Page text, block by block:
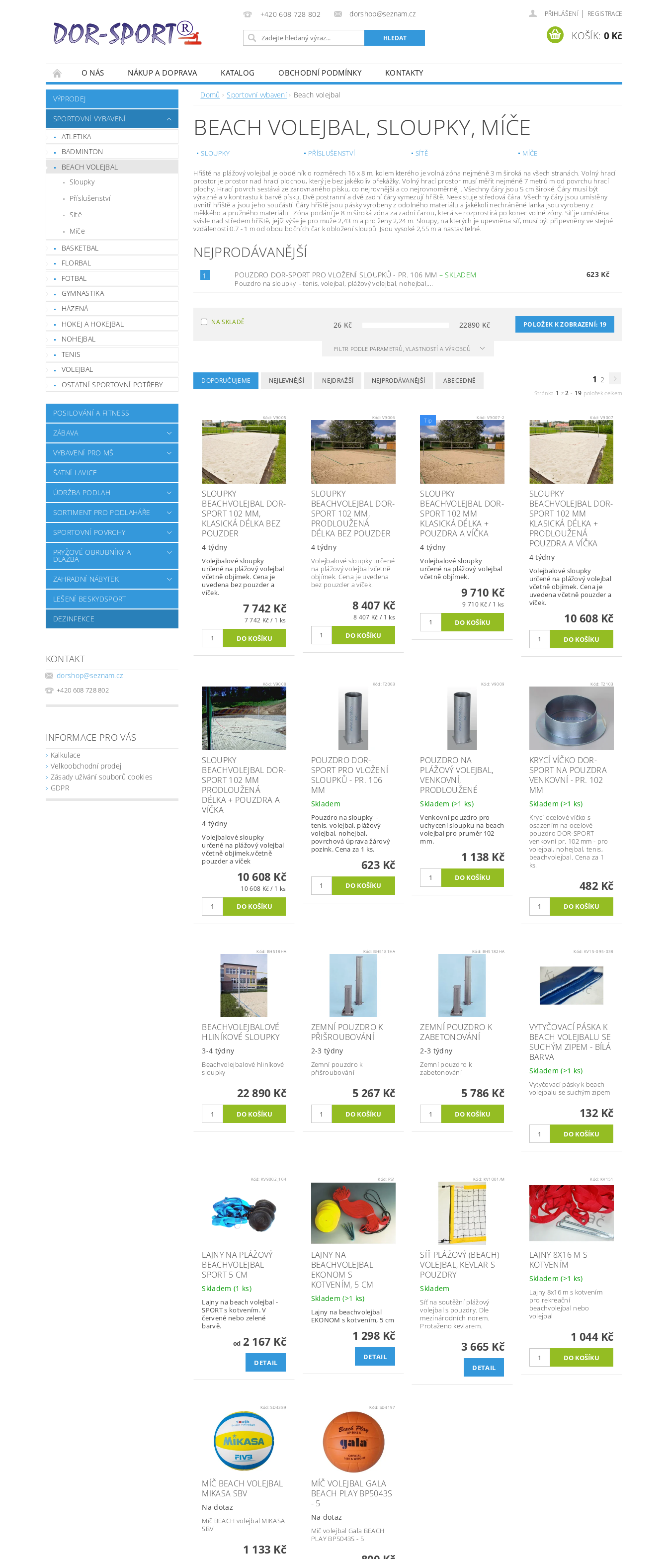
+420 608 728 802 dorshop@seznam.cz PŘIHLÁŠENÍ | REGISTRACE
KOŠÍK: 0 Kč
O NÁS NÁKUP A DOPRAVA KATALOG OBCHODNÍ PODMÍNKY KONTAKTY
VÝPRODEJ
SPORTOVNÍ VYBAVENÍ
ATLETIKA
BADMINTON
BEACH VOLEJBAL
Sloupky
Příslušenství
Sítě
Míče
BASKETBAL
FLORBAL
FOTBAL
GYMNASTIKA
HÁZENÁ
HOKEJ A HOKEJBAL
NOHEJBAL
TENIS
VOLEJBAL
OSTATNÍ SPORTOVNÍ POTŘEBY
POSILOVÁNÍ A FITNESS
ZÁBAVA
VYBAVENÍ PRO MŠ
ŠATNÍ LAVICE
ÚDRŽBA PODLAH
SORTIMENT PRO PODLAHÁŘE
SPORTOVNÍ POVRCHY
PRYŽOVÉ OBRUBNÍKY A
DLAŽBA
ZAHRADNÍ NÁBYTEK
LEŠENÍ BESKYDSPORT
DEZINFEKCE
KONTAKT
dorshop@seznam.cz
+420 608 728 802
INFORMACE PRO VÁS
Kalkulace
Velkoobchodní prodej
Zásady užívání souborů cookies
GDPR
Domů Sportovní vybavení Beach volejbal
BEACH VOLEJBAL, SLOUPKY, MÍČE
SLOUPKY PŘÍSLUŠENSTVÍ SÍTĚ MÍČE
Hřiště na plážový volejbal je obdélník o rozměrech 16 x 8 m, kolem kterého je volná zóna nejméně 3 m široká na všech stranách. Volný hrací
prostor je prostor nad hrací plochou, který je bez jakékoliv překážky. Volný hrací prostor musí měřit nejméně 7 metrů m od povrchu hrací
plochy. Hrací povrch sestává ze zarovnaného písku, co nejrovnější a co nejrovnoměrněji. Všechny čáry jsou 5 cm široké. Čáry musí být
výrazné a v kontrastu k barvě písku. Dvě postranní a dvě zadní čáry vymezují hřiště. Neexistuje středová čára. Všechny čáry jsou umístěny
uvnitř hřiště a jsou jeho součástí. Čáry hřiště jsou pásky vyrobeny z odolného materiálu a jakékoli nechráněné lanka jsou vyrobeny z
měkkého a pružného materiálu. Zóna podání je 8 m široká zóna za zadní čarou, která se rozprostírá po konec volné zóny. Síť je umístěna
svisle nad středem hřiště, jejíž výše je pro muže 2,43 m a pro ženy 2,24 m. Sloupy, na kterých je upevněna síť, musí být připevněny ve stejné
vzdálenosti 0.7 - 1 m od obou bočních čar k obložení sloupů. Jsou vysoké 2,55 m a nastavitelné.
NEJPRODÁVANĚJŠÍ
1. POUZDRO DOR-SPORT PRO VLOŽENÍ SLOUPKŮ - PR. 106 MM –SKLADEM
Pouzdro na sloupky - tenis, volejbal, plážový volejbal, nohejbal,...
623 Kč
NA SKLADĚ 26 Kč 22890 Kč POLOŽEK K ZOBRAZENÍ: 19
FILTR PODLE PARAMETRŮ, VLASTNOSTÍ A VÝROBCŮ
DOPORUČUJEME NEJLEVNĚJŠÍ NEJDRAŽŠÍ NEJPRODÁVANĚJŠÍ ABECEDNĚ 1 2
Stránka 1 z2 - 19 položek celkem
Kód: V9005
SLOUPKY
BEACHVOLEJBAL DOR-
SPORT 102 MM,
KLASICKÁ DÉLKA BEZ
POUZDER
4 týdny
Volejbalové sloupky
určené na plážový volejbal
včetně objímek. Cena je
uvedena bez pouzder a
víček.
7 742 Kč
7 742 Kč / 1 ks
Kód:V9006
SLOUPKY
BEACHVOLEJBAL DOR-
SPORT 102 MM,
PRODLOUŽENÁ
DÉLKA BEZ POUZDER
4 týdny
Volejbalové sloupky určené
na plážový volejbal včetně
objímek. Cena je uvedena
bez pouzder a víček.
8 407 Kč
8 407 Kč / 1 ks
Tip Kód: V9007-2
SLOUPKY
BEACHVOLEJBAL DOR-
SPORT 102 MM
KLASICKÁ DÉLKA +
POUZDRA A VÍČKA
4 týdny
Volejbalové sloupky
určené na plážový volejbal
včetně objímek.
9 710 Kč
9 710 Kč / 1 ks
Kód:V9007
SLOUPKY
BEACHVOLEJBAL DOR-
SPORT 102 MM
KLASICKÁ DÉLKA +
PRODLOUŽENÁ
POUZDRA A VÍČKA
4 týdny
Volejbalové sloupky
určené na plážový volejbal
včetně objímek. Cena je
uvedena včetně pouzder a
víček.
10 608 Kč
Kód: V9008
SLOUPKY
BEACHVOLEJBAL DOR-
SPORT 102 MM
PRODLOUŽENÁ
DÉLKA + POUZDRA A
VÍČKA
4 týdny
Volejbalové sloupky
určené na plážový volejbal
včetně objímek,včetně
pouzder a víček
10 608 Kč
10 608 Kč / 1 ks
Kód:T2003
POUZDRO DOR-
SPORT PRO VLOŽENÍ
SLOUPKŮ - PR. 106
MM
Skladem
Pouzdro na sloupky -
tenis, volejbal, plážový
volejbal, nohejbal,
povrchová úprava žárový
pozink. Cena za 1 ks.
623 Kč
Kód: V9009
POUZDRO NA
PLÁŽOVÝ VOLEJBAL,
VENKOVNÍ,
PRODLOUŽENÉ
Skladem (>1 ks)
Venkovní pouzdro pro
uchycení sloupku na beach
volejbal pro pruměr 102
mm.
1 138 Kč
Kód:T2103
KRYCÍ VÍČKO DOR-
SPORT NA POUZDRA
VENKOVNÍ - PR. 102
MM
Skladem(>1 ks)
Krycí ocelové víčko s
osazením na ocelové
pouzdro DOR-SPORT
venkovní pr. 102 mm - pro
volejbal, nohejbal, tenis,
beachvolejbal. Cena za 1
ks.
482 Kč
Kód:BH518HA
BEACHVOLEJBALOVÉ
HLINÍKOVÉ SLOUPKY
3-4 týdny
Beachvolejbalové hliníkové
sloupky
22 890 Kč
Kód:BH5181HA
ZEMNÍ POUZDRO K
PŘIŠROUBOVÁNÍ
2-3 týdny
Zemní pouzdro k
přišroubování
5 267 Kč
Kód: BH5182HA
ZEMNÍ POUZDRO K
ZABETONOVÁNÍ
2-3 týdny
Zemní pouzdro k
zabetonování
5 786 Kč
Kód: KV15-095-038
VYTYČOVACÍ PÁSKA K
BEACH VOLEJBALU SE
SUCHÝM ZIPEM - BÍLÁ
BARVA
Skladem(>1 ks)
Vytyčovací pásky k beach
volejbalu se suchým zipem
132 Kč
Kód:KV9002_104
LAJNY NA PLÁŽOVÝ
BEACHVOLEJBAL
SPORT 5 CM
Skladem (1 ks)
Lajny na beach volejbal -
SPORT s kotvením. V
červené nebo zelené
barvě.
od2 167 Kč
DETAIL
Kód: PS1
LAJNY NA
BEACHVOLEJBAL
EKONOM S
KOTVENÍM, 5 CM
Skladem(>1 ks)
Lajny na beachvolejbal
EKONOM s kotvením, 5 cm
1 298 Kč
DETAIL
Kód: KV1001/M
SÍŤ PLÁŽOVÝ (BEACH)
VOLEJBAL, KEVLAR S
POUZDRY
Skladem
Síť na soutěžní plážový
volejbal s pouzdry. Dle
mezinárodních norem.
Protaženo kevlarem.
3 665 Kč
DETAIL
Kód:KV151
LAJNY 8X16 M S
KOTVENÍM
Skladem(>1 ks)
Lajny 8x16 m s kotvením
pro rekreační
beachvolejbal nebo
volejbal
1 044 Kč
Kód:SD4389
MÍČ BEACH VOLEJBAL
MIKASA SBV
Na dotaz
Míč BEACH volejbal MIKASA
SBV
1 133 Kč
Kód: SD4197
MÍČ VOLEJBAL GALA
BEACH PLAY BP5043S
- 5
Na dotaz
Míč volejbal Gala BEACH
PLAY BP5043S - 5